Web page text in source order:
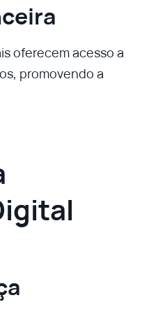
oferecem acesso a
promovendo a